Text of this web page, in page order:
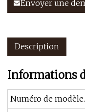
Envoyer une
Description
Informations
Numéro de modèle.